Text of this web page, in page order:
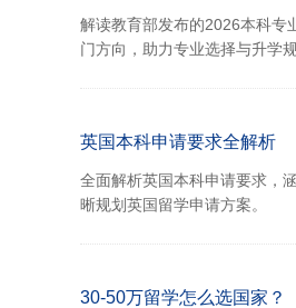
解读教育部发布的2026本科专
门方向，助力专业选择与升学规
英国本科申请要求全解析
全面解析英国本科申请要求，
晰规划英国留学申请方案。
30-50万留学怎么选国家？